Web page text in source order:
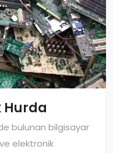
Hurda
bulunan bilgisayar
elektronik